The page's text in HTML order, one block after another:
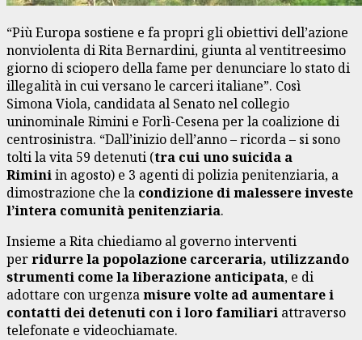
“Più Europa sostiene e fa propri gli obiettivi dell’azione
nonviolenta di Rita Bernardini, giunta al ventitreesimo
giorno di sciopero della fame per denunciare lo stato di
illegalità in cui versano le carceri italiane”. Così
Simona Viola, candidata al Senato nel collegio
uninominale Rimini e Forlì-Cesena per la coalizione di
centrosinistra. “Dall’inizio dell’anno – ricorda – si sono
tolti la vita 59 detenuti (tra cui uno suicida a
Riminiin agosto) e 3 agenti di polizia penitenziaria, a
dimostrazione che la condizione di malessere investe
l’intera comunità penitenziaria.
Insieme a Rita chiediamo al governo interventi
perridurre la popolazione carceraria, utilizzando
strumenti come la liberazione anticipata, e di
adottare con urgenzamisure volte ad aumentare i
contatti dei detenuti con i loro familiari attraverso
telefonate e videochiamate.